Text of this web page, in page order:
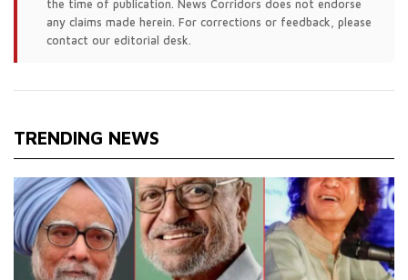
the time of publication. News Corridors does not endorse
any claims made herein. For corrections or feedback, please
contact our editorial desk.
TRENDING NEWS